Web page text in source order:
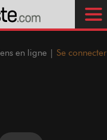
en ligne | Se connecter